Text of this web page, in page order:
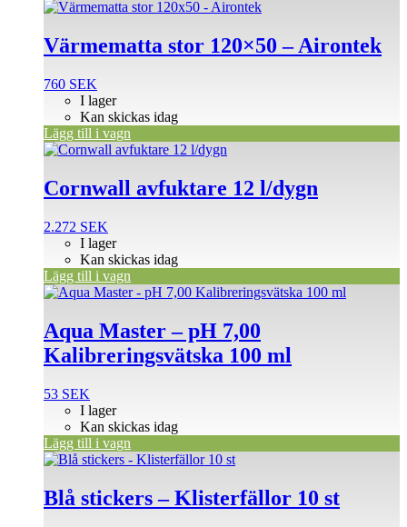
Värmematta stor 120×50 – Airontek
760 SEK
I lager
Kan skickas idag
Lägg till i vagn
Cornwall avfuktare 12 l/dygn
2.272 SEK
I lager
Kan skickas idag
Lägg till i vagn
Aqua Master – pH 7,00
Kalibreringsvätska 100 ml
53 SEK
I lager
Kan skickas idag
Lägg till i vagn
Blå stickers – Klisterfällor 10 st